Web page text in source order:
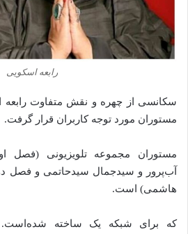
رابعه اسکویی
سکانسی از چهره و نقش متفاوت رابعه
مستوران مورد توجه کاربران قرار گرفت.
مستوران مجموعه تلویزیونی (فصل
آب‌پرور و سیدجمال سیدحاتمی و فصل
هاشمی) است.
که برای شبکه یک ساخته شده‌است.